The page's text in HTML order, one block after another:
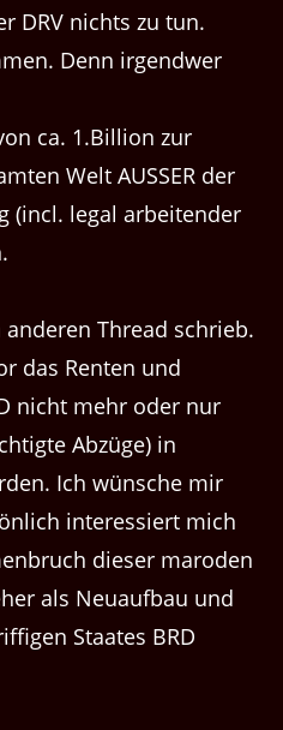
DRV nichts zu tun.
Denn irgendwer
ca. 1.Billion zur
Welt AUSSER der
(incl. legal arbeitender
Thread schrieb.
das Renten und
nicht mehr oder nur
Abzüge) in
Ich wünsche mir
interessiert mich
dieser maroden
als Neuaufbau und
Staates BRD